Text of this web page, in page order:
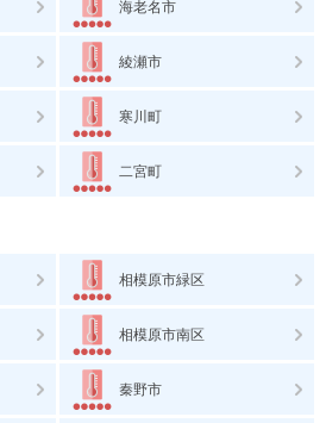
海老名市
綾瀬市
寒川町
二宮町
相模原市緑区
相模原市南区
秦野市